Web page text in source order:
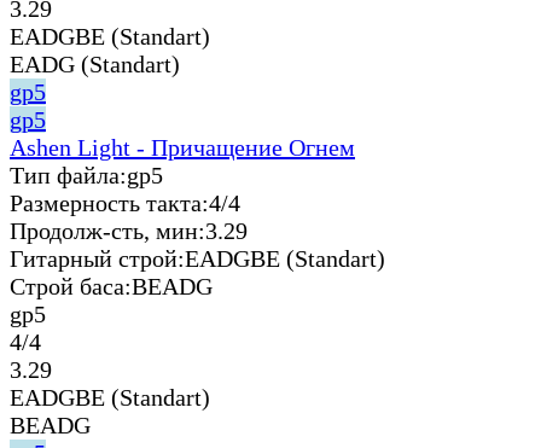
3.29
EADGBE (Standart)
EADG (Standart)
gp5
gp5
Ashen Light - Причащение Огнем
Тип файла:gp5
Размерность такта:4/4
Продолж-сть, мин:3.29
Гитарный строй:EADGBE (Standart)
Строй баса:BEADG
gp5
4/4
3.29
EADGBE (Standart)
BEADG